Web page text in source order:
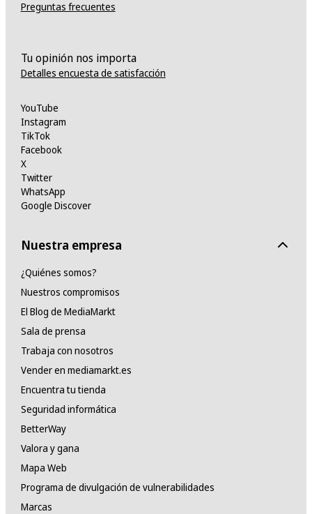
Preguntas frecuentes
Tu opinión nos importa
Detalles encuesta de satisfacción
YouTube
Instagram
TikTok
Facebook
X
Twitter
WhatsApp
Google Discover
Nuestra empresa
¿Quiénes somos?
Nuestros compromisos
El Blog de MediaMarkt
Sala de prensa
Trabaja con nosotros
Vender en mediamarkt.es
Encuentra tu tienda
Seguridad informática
BetterWay
Valora y gana
Mapa Web
Programa de divulgación de vulnerabilidades
Marcas